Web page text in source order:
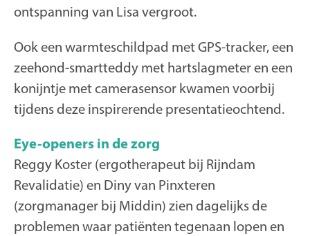
ontspanning van Lisa vergroot.
Ook een warmteschildpad met GPS-tracker, een
zeehond-smartteddy met hartslagmeter en een
konijntje met camerasensor kwamen voorbij
tijdens deze inspirerende presentatieochtend.
Eye-openers in de zorg
Reggy Koster (ergotherapeut bij Rijndam
Revalidatie) en Diny van Pinxteren
(zorgmanager bij Middin) zien dagelijks de
problemen waar patiënten tegenaan lopen en